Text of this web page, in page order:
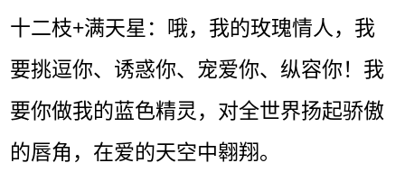
十二枝+满天星：哦，我的玫瑰情人，我
要挑逗你、诱惑你、宠爱你、纵容你！我
要你做我的蓝色精灵，对全世界扬起骄傲
的唇角，在爱的天空中翱翔。